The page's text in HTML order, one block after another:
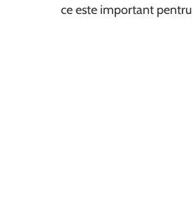
ce este important